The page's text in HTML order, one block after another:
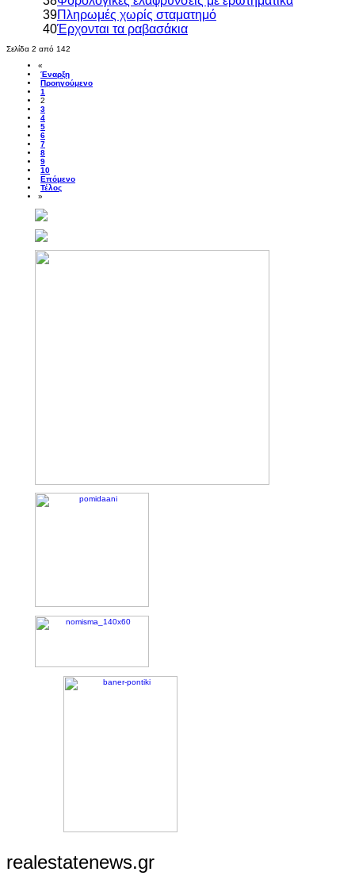
39Πληρωμές χωρίς σταματημό
40Έρχονται τα ραβασάκια
Σελίδα 2 από 142
«
Έναρξη
Προηγούμενο
1
2
3
4
5
6
7
8
9
10
Επόμενο
Τέλος
»
realestatenews.gr